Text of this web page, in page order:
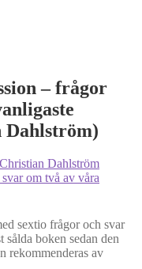
– frågor
sextio frågor och svar
sålda boken sedan den
rekommenderas av